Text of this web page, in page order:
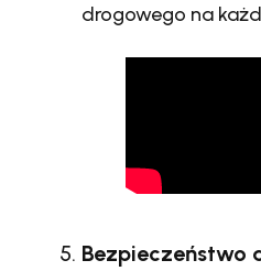
drogowego na
Bezpieczeństwo